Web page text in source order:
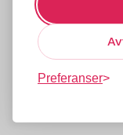
Preferanser